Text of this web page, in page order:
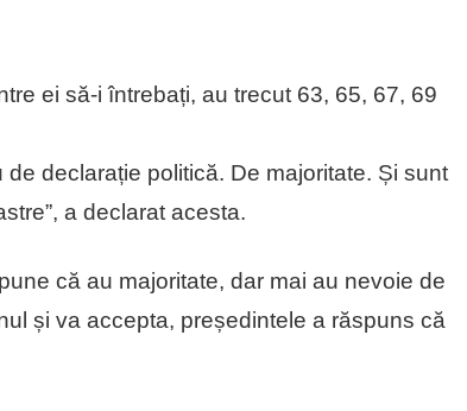
ei să-i întrebați, au trecut 63, 65, 67, 69
declarație politică. De majoritate. Și sunt
a declarat acesta.
că au majoritate, dar mai au nevoie de
și va accepta, președintele a răspuns că